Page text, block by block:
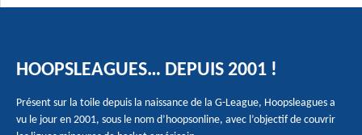
HOOPSLEAGUES… DEPUIS 2001 !
Présent sur la toile depuis la naissance de la G-League, Hoopsleagues a
vu le jour en 2001, sous le nom d’hoopsonline, avec l’objectif de couvrir